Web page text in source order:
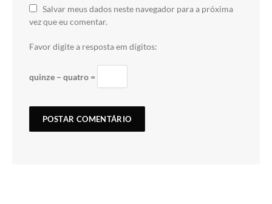
Salvar meus dados neste navegador para a próxima
vez que eu comentar.
Favor digite a resposta em dígitos:
quinze − quatro =